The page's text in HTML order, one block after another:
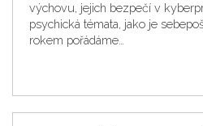
výchovu, jejich bezpečí v
psychická témata, jako je
rokem pořádáme…